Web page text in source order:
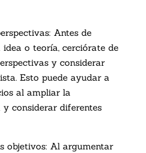
Antes de
o teoría, cerciórate de
y considerar
Esto puede ayudar a
al ampliar la
considerar diferentes
objetivos: Al argumentar